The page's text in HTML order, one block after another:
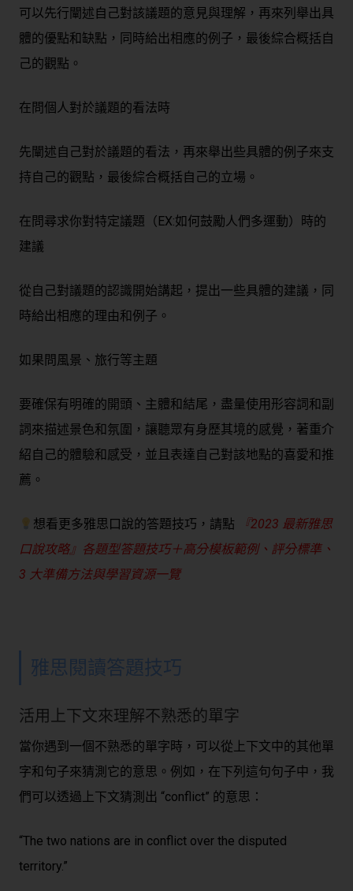
可以先行闡述自己對該議題的意見與理解，再來列舉出具
體的優點和缺點，同時給出相應的例子，最後綜合概括自
己的觀點。
在問個人對於議題的看法時
先闡述自己對於議題的看法，再來舉出些具體的例子來支
持自己的觀點，最後綜合概括自己的立場。
在問尋求你對特定議題（EX:如何鼓勵人們多運動）時的
建議
從自己對議題的認識開始講起，提出一些具體的建議，同
時給出相應的理由和例子。
如果問風景、旅行等主題
要確保有明確的開頭、主體和結尾，盡量使用形容詞和副
詞來描述景色和氛圍，讓聽眾有身歷其境的感覺，著重介
紹自己的體驗和感受，並且表達自己對該地點的喜愛和推
薦。
想看更多雅思口說的答題技巧，請點
『2023 最新雅思
口說攻略』各題型答題技巧＋高分模板範例、評分標準、
3 大準備方法與學習資源一覽
雅思閱讀答題技巧
活用上下文來理解不熟悉的單字
當你遇到一個不熟悉的單字時，可以從上下文中的其他單
字和句子來猜測它的意思。例如，在下列這句句子中，我
們可以透過上下文猜測出 “conflict” 的意思：
“The two nations are in conflict over the disputed
territory.”